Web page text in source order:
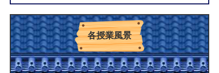
各授業風景